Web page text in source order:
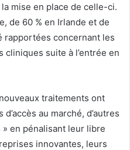
mise en place de celle-ci.
de 60 % en Irlande et de
rapportées concernant les
cliniques suite à l’entrée en
traitements ont
au marché, d’autres
en pénalisant leur libre
innovantes, leurs